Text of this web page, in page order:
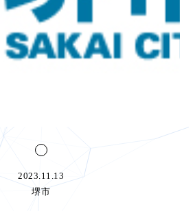
2023.11.13
堺市